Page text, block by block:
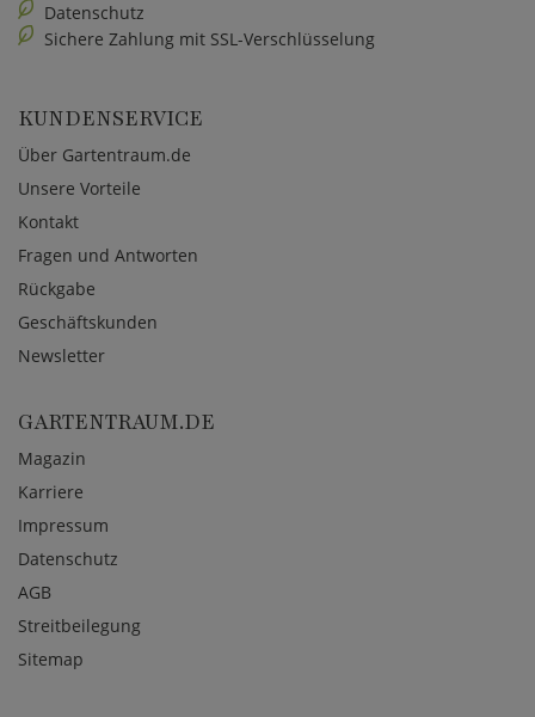
Datenschutz
Sichere Zahlung mit SSL-Verschlüsselung
KUNDENSERVICE
Über Gartentraum.de
Unsere Vorteile
Kontakt
Fragen und Antworten
Rückgabe
Geschäftskunden
Newsletter
GARTENTRAUM.DE
Magazin
Karriere
Impressum
Datenschutz
AGB
Streitbeilegung
Sitemap